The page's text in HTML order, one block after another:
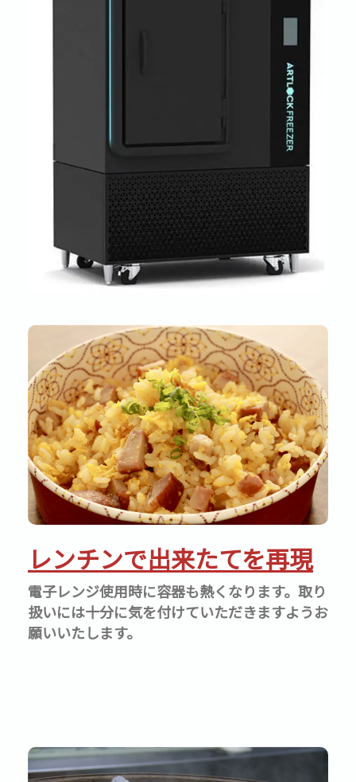
レンチンで出来たてを再現
電子レンジ使用時に容器も熱くなります。取り
扱いには十分に気を付けていただきますようお
願いいたします。